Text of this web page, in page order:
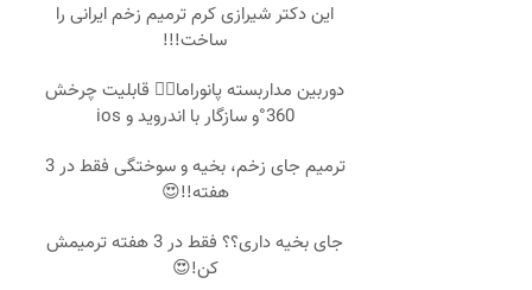
این دکتر شیرازی کرم ترمیم زخم ایرانی را
ساخت!!!
دوربین مداربسته پانوراما👈🏻 قابلیت چرخش
360°و سازگار با اندروید و ios
ترمیم جای زخم، بخیه و سوختگی فقط در 3
هفته!!😍
جای بخیه داری؟؟ فقط در 3 هفته ترمیمش
کن!😍